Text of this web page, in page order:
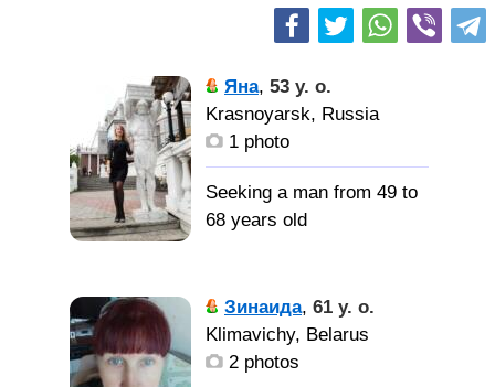
Яна, 53 y. o.
Krasnoyarsk, Russia
1 photo
Seeking a man from 49 to
68 years old
Предназначение и
миссия женщины - быть
любимой и любить.
Зинаида, 61 y. o.
Klimavichy, Belarus
2 photos